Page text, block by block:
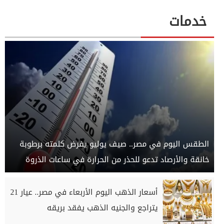
خدمات
الطقس اليوم في مصر.. صيف يوليو يفرض كلمته برطوبة
خانقة والأرصاد تدعو للحذر من الحرارة في ساعات الذروة
أسعار الذهب اليوم الأربعاء في مصر.. عيار 21
يتراجع والجنيه الذهب يفقد بريقه